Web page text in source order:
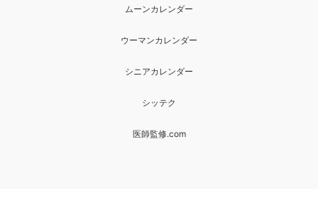
ムーンカレンダー
ウーマンカレンダー
シニアカレンダー
シッテク
医師監修.com